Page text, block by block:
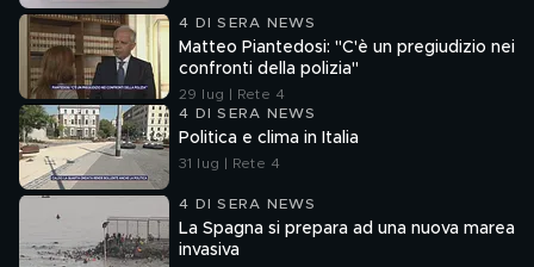
4 DI SERA NEWS
Matteo Piantedosi: "C'è un pregiudizio nei
confronti della polizia"
29 lug | Rete 4
4 DI SERA NEWS
Politica e clima in Italia
31 lug | Rete 4
4 DI SERA NEWS
La Spagna si prepara ad una nuova marea
invasiva